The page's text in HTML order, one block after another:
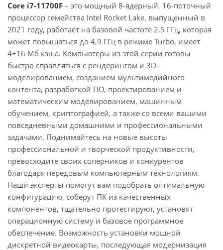
Core i7-11700F – это мощный 8-ядерный, 16-поточный
процессор семейства Intel Rocket Lake, выпущенный в
2021 году, работает на базовой частоте 2,5 ГГц, которая
может повышаться до 4,9 ГГц в режиме Turbo, имеет
4+16 Мб кэша. Компьютеры из этой серии готовы
быстро справляться с рендерингом и 3D–
моделированием, созданием мультимедийного
контента, разработкой ПО, проектированием и
математическим моделированием, машинным
обучением, криптографией, а также со всеми вашими
повседневными домашними и профессиональными
задачами. Поднимайтесь на новые высоты
профессиональной и творческой продуктивности,
превосходите своих соперников и конкурентов
благодаря передовым компьютерным технологиям.
Наши эксперты помогут вам подобрать оптимальную
конфигурацию, соберут ПК из качественных
компонентов, тщательно протестируют, установят
операционную систему и базовое программное
обеспечение. Возможность установки мощной
дискретной видеокарты, последующая модернизация